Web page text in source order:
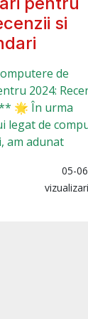
si
de
2024:
🌟 În urma
legat de
am adunat
05-